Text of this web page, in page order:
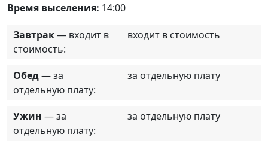
Время выселения: 14:00
Завтрак— входит в
стоимость:
входит в стоимость
Обед— за
отдельную плату:
за отдельную плату
Ужин — за
отдельную плату:
за отдельную плату